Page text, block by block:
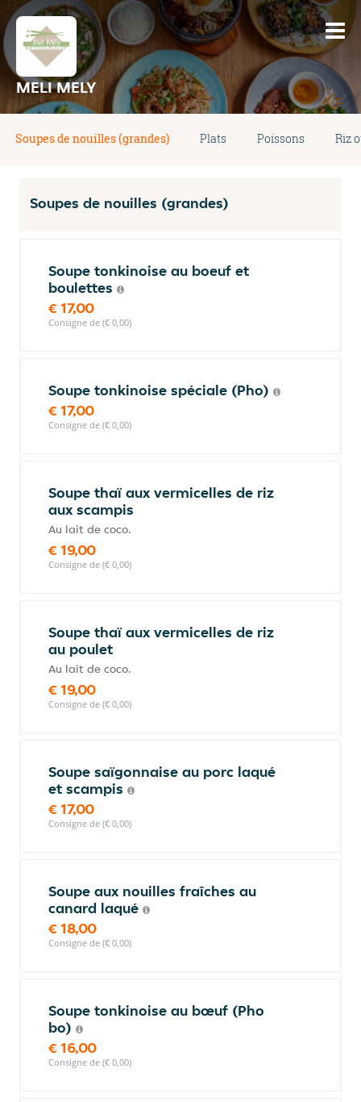
MELI MELY
Soupes de nouilles (grandes) Plats Poissons Riz
Soupes de nouilles (grandes)
Soupe tonkinoise au boeuf et
boulettes
€ 17,00
Consigne de (€ 0,00)
Soupe tonkinoise spéciale (Pho)
€ 17,00
Consigne de (€ 0,00)
Soupe thaï aux vermicelles de riz
aux scampis
Au lait de coco.
€ 19,00
Consigne de (€ 0,00)
Soupe thaï aux vermicelles de riz
au poulet
Au lait de coco.
€ 19,00
Consigne de (€ 0,00)
Soupe saïgonnaise au porc laqué
et scampis
€ 17,00
Consigne de (€ 0,00)
Soupe aux nouilles fraîches au
canard laqué
€ 18,00
Consigne de (€ 0,00)
Soupe tonkinoise au bœuf (Pho
bo)
€ 16,00
Consigne de (€ 0,00)